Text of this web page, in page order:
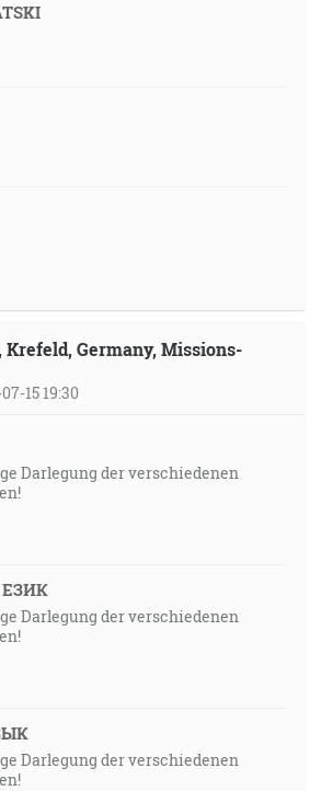
Krefeld, Germany, Missions-
15 19:30
Darlegung der verschiedenen
Darlegung der verschiedenen
Darlegung der verschiedenen